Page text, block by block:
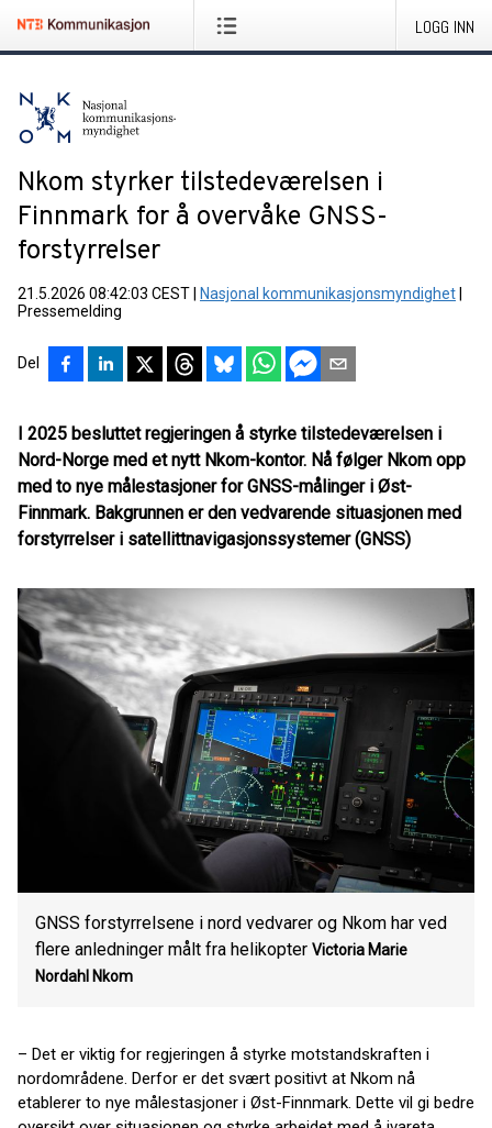
LOGG INN
Nkom styrker tilstedeværelsen i
Finnmark for å overvåke GNSS-
forstyrrelser
21.5.2026 08:42:03 CEST Nasjonal kommunikasjonsmyndighet
Pressemelding
Del
I 2025 besluttet regjeringen å styrke tilstedeværelsen i
Nord-Norge med et nytt Nkom-kontor. Nå følger Nkom opp
med to nye målestasjoner for GNSS-målinger i Øst-
Finnmark. Bakgrunnen er den vedvarende situasjonen med
forstyrrelser i satellittnavigasjonssystemer (GNSS)
GNSS forstyrrelsene i nord vedvarer og Nkom har ved
flere anledninger målt fra helikopter Victoria Marie
Nordahl Nkom
– Det er viktig for regjeringen å styrke motstandskraften i
nordområdene. Derfor er det svært positivt at Nkom nå
etablerer to nye målestasjoner i Øst-Finnmark. Dette vil gi bedre